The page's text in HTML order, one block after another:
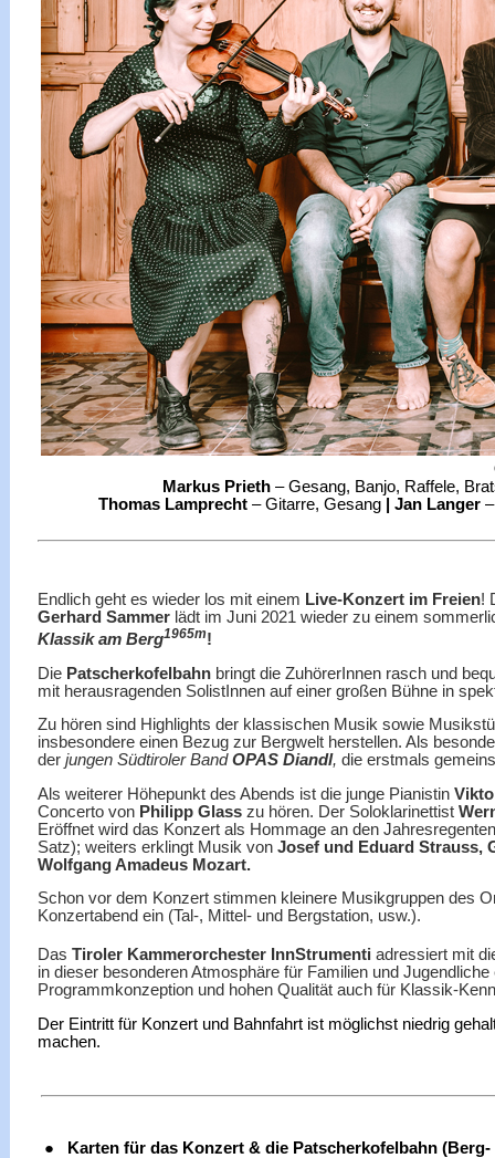
Markus Prieth – Gesang, Banjo, Raffele,
Thomas Lamprecht – Gitarre, Gesang | Jan Langer
Endlich geht es wieder los mit einem Live-Konzert im Freien!
Gerhard Sammer lädt im Juni 2021 wieder zu einem
Klassik am Berg1965m!
Die Patscherkofelbahn bringt die ZuhörerInnen rasch und
mit herausragenden SolistInnen auf einer großen Bühne in
Zu hören sind Highlights der klassischen Musik sowie
insbesondere einen Bezug zur Bergwelt herstellen. Als
der jungen Südtiroler BandOPAS Diandl, die erstmals
Als weiterer Höhepunkt des Abends ist die junge Pianistin
Concerto von Philipp Glass zu hören. Der Soloklarinettist
Eröffnet wird das Konzert als Hommage an den
Satz); weiters erklingt Musik von Josef und Eduard Strauss,
Wolfgang Amadeus Mozart.
Schon vor dem Konzert stimmen kleinere Musikgruppen des
Konzertabend ein (Tal-, Mittel- und Bergstation, usw.).
Das Tiroler Kammerorchester InnStrumenti adressiert mit
in dieser besonderen Atmosphäre für Familien und
Programmkonzeption und hohen Qualität auch für Klassik-
Der Eintritt für Konzert und Bahnfahrt ist möglichst niedrig
machen.
●
Karten für das Konzert & die Patscherkofelbahn